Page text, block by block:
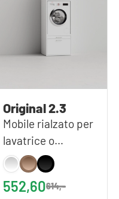
Original 2.3
Mobile rialzato per
lavatrice o
asciugatrice in
colore Bianco |
67x194 (LxA)
552,60614,-